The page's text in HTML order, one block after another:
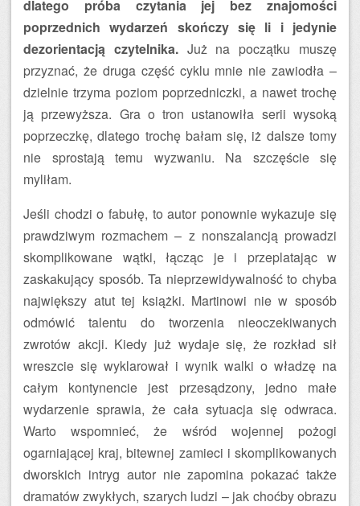
dlatego próba czytania jej bez znajomości
poprzednich wydarzeń skończy się li i jedynie
dezorientacją czytelnika.Już na początku muszę
przyznać, że druga część cyklu mnie nie zawiodła –
dzielnie trzyma poziom poprzedniczki, a nawet trochę
ją przewyższa. Gra o tron ustanowiła serii wysoką
poprzeczkę, dlatego trochę bałam się, iż dalsze tomy
nie sprostają temu wyzwaniu. Na szczęście się
myliłam.
Jeśli chodzi o fabułę, to autor ponownie wykazuje się
prawdziwym rozmachem – z nonszalancją prowadzi
skomplikowane wątki, łącząc je i przeplatając w
zaskakujący sposób. Ta nieprzewidywalność to chyba
największy atut tej książki. Martinowi nie w sposób
odmówić talentu do tworzenia nieoczekiwanych
zwrotów akcji. Kiedy już wydaje się, że rozkład sił
wreszcie się wyklarował i wynik walki o władzę na
całym kontynencie jest przesądzony, jedno małe
wydarzenie sprawia, że cała sytuacja się odwraca.
Warto wspomnieć, że wśród wojennej pożogi
ogarniającej kraj, bitewnej zamieci i skomplikowanych
dworskich intryg autor nie zapomina pokazać także
dramatów zwykłych, szarych ludzi – jak choćby obrazu